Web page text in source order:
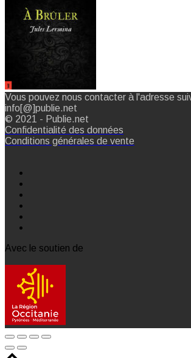
Vous pouvez nous contacter à l'adresse
info[@]publie.net
© 2021 - Publie.net
Confidentialité des données
Conditions générales de vente
Avec le soutien de